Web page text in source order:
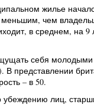
жилье начало
чем
в среднем,
себя
представлении
– в 50.
лиц,